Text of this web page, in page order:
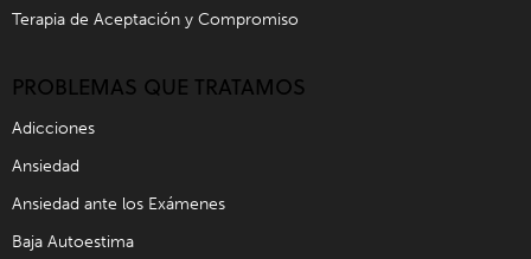
Terapia de Aceptación y Compromiso
PROBLEMAS QUE TRATAMOS
Adicciones
Ansiedad
Ansiedad ante los Exámenes
Baja Autoestima